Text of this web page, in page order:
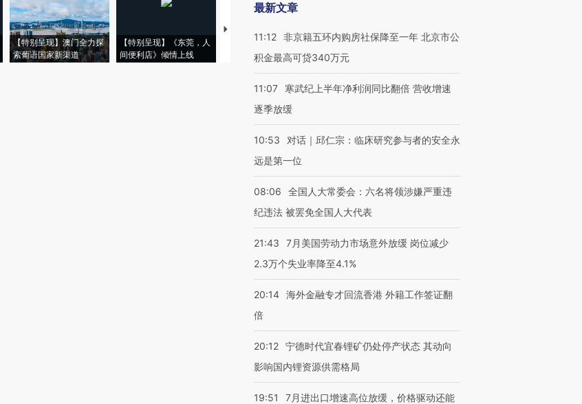
【特别呈现】澳门全力探
索葡语国家新渠道
【特别呈现】《东莞，人
间便利店》倾情上线
【推广】走进第四届链博
会，让数智科技“链”接产
【特别呈现】寻找100种
有意思的生活方式·第三对
【商旅对话】华住集团
CFO：不靠规模取胜，华
最新文章
11:12 非京籍五环内购房社保降至一年 北京市公
积金最高可贷340万元
11:07
寒武纪上半年净利润同比翻倍 营收增速
逐季放缓
10:53
对话｜邱仁宗：临床研究参与者的安全永
远是第一位
08:06
全国人大常委会：六名将领涉嫌严重违
纪违法 被罢免全国人大代表
21:43
7月美国劳动力市场意外放缓 岗位减少
2.3万个失业率降至4.1%
20:14 海外金融专才回流香港 外籍工作签证翻
倍
20:12 宁德时代宜春锂矿仍处停产状态 其动向
影响国内锂资源供需格局
19:51
7月进出口增速高位放缓，价格驱动还能